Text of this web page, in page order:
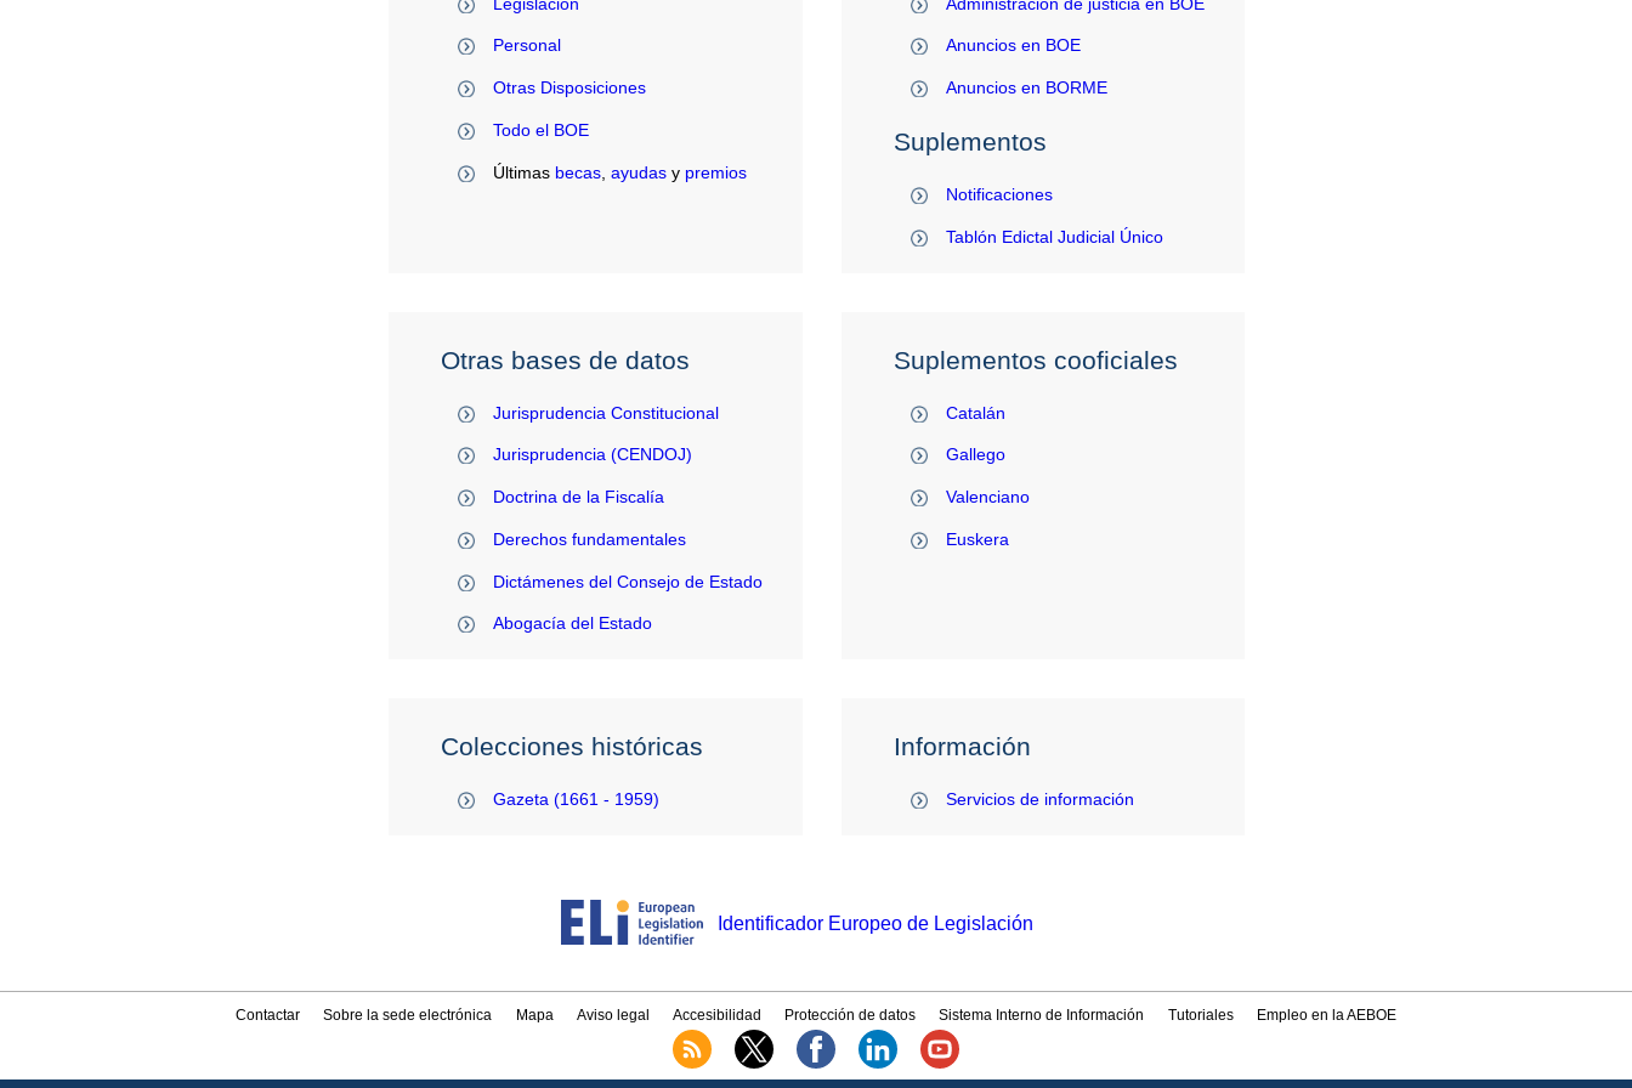
Personal
Otras Disposiciones
Todo el BOE
Últimas becas, ayudasy premios
Anuncios en BOE
Anuncios en BORME
Suplementos
Notificaciones
Tablón Edictal Judicial Único
Otras bases de datos
Jurisprudencia Constitucional
Jurisprudencia (CENDOJ)
Doctrina de la Fiscalía
Derechos fundamentales
Dictámenes del Consejo de Estado
Abogacía del Estado
Suplementos cooficiales
Catalán
Gallego
Valenciano
Euskera
Colecciones históricas
Gazeta (1661 - 1959)
Información
Servicios de información
Identificador Europeo de Legislación
Contactar Sobre la sede electrónica Mapa Aviso legal Accesibilidad Protección de datos Sistema Interno de Información Tutoriales Empleo en la AEBOE